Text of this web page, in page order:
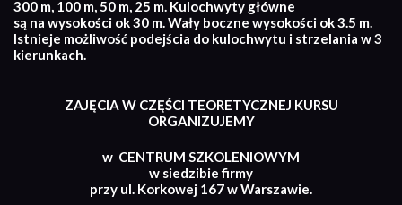
300 m, 100 m, 50 m, 25 m. Kulochwyty główne
są na wysokości ok 30 m. Wały boczne wysokości ok 3.5 m.
Istnieje możliwość podejścia do kulochwytu i strzelania w 3
kierunkach.
ZAJĘCIA W CZĘŚCI TEORETYCZNEJ KURSU
ORGANIZUJEMY
w CENTRUM SZKOLENIOWYM
w siedzibie firmy
przy ul. Korkowej 167 w Warszawie.